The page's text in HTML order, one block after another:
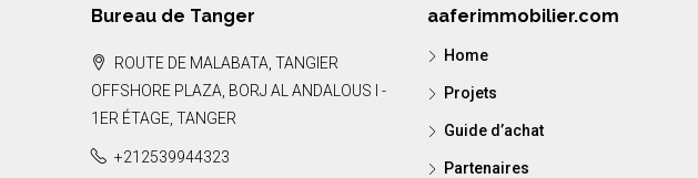
Bureau de Tanger
ROUTE DE MALABATA, TANGIER
OFFSHORE PLAZA, BORJ AL ANDALOUS I -
1ER ÉTAGE, TANGER
+212539944323
aaferimmobilier.com
Home
Projets
Guide d’achat
Partenaires